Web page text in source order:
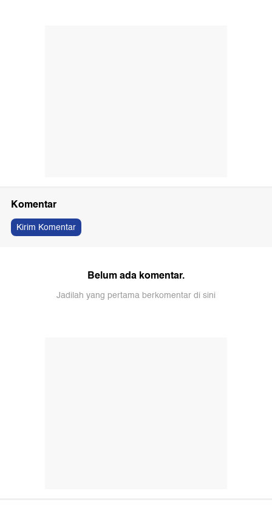
Komentar
Kirim Komentar
Belum ada komentar.
Jadilah yang pertama berkomentar di sini